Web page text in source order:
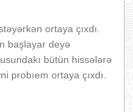
ortaya çıxdı.
başlayar deyə
bütün hissələrə
probıem ortaya çıxdı.